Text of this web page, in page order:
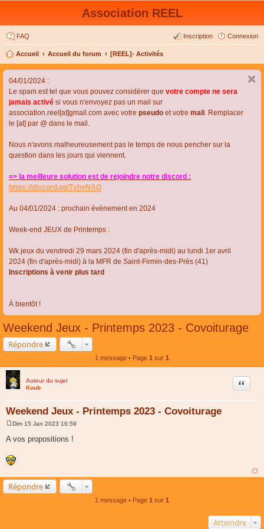
Association REEL
FAQ Connexion
Inscription
Accueil Accueil du forum [REEL]- Activités
04/01/2024 :
Le spam est tel que vous pouvez considérer que votre compte ne sera
jamais activé si vous n'envoyez pas un mail sur
association.reel[at]gmail.com avec votre pseudo et votre mail . Remplacer
le [at] par @ dans le mail.
Nous n'avons malheureusement pas le temps de nous pencher sur la
question dans les jours qui viennent.
=> la meilleure solution est de rejoindre notre discord :
https://discord.gg/TvhyNAQ
Au 04/01/2024 : prochain évènement en 2024
Week-end JEUX de Printemps :
Wk jeux du vendredi 29 mars 2024 (fin d'après-midi) au lundi 1er avril
2024 (fin d'après-midi) à la MFR de Saint-Firmin-des-Près (41)
Inscriptions à venir plus tard
À bientôt !
Weekend Jeux - Printemps 2023 - Covoiturage
Répondre
1 message • Page 1 sur 1
Auteur du sujet
Koub
Weekend Jeux - Printemps 2023 - Covoiturage
Citer
s
a
g
Dim 15 Jan 2023 16:59
A vos propositions !
Répondre
1 message • Page 1 sur 1
Atteindre